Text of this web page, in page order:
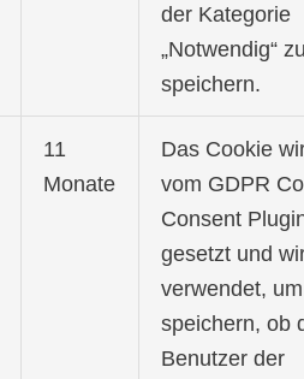
der Kategorie
„Notwendig“
speichern.
11
Monate
Das Cookie
vom GDPR
Consent
gesetzt und
verwendet,
speichern, ob
Benutzer der